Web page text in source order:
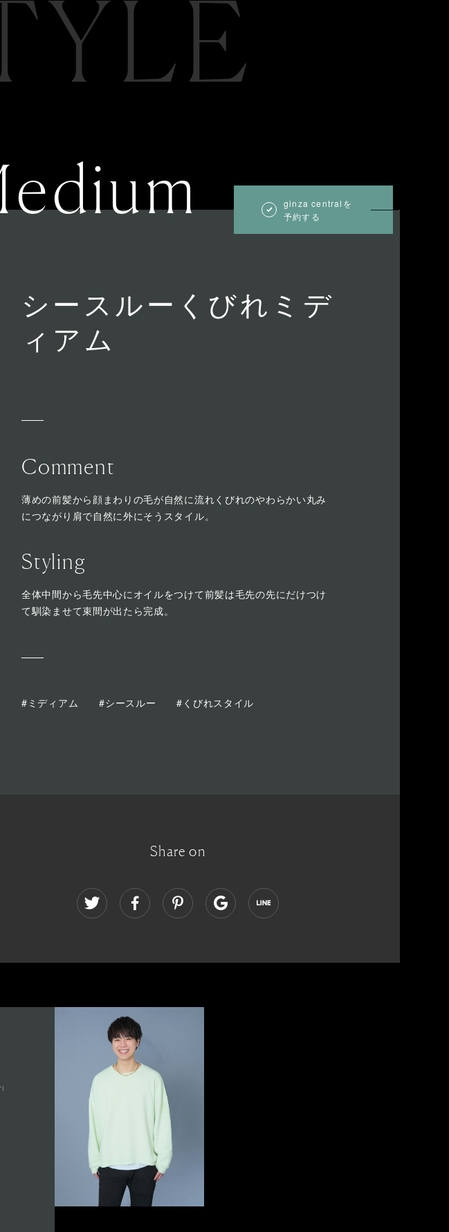
ginza centralを
予約する
シースルーくびれミデ
ィアム
Comment
薄めの前髪から顔まわりの毛が自然に流れくびれのやわらかい丸み
につながり肩で自然に外にそうスタイル。
Styling
全体中間から毛先中心にオイルをつけて前髪は毛先の先にだけつけ
て馴染ませて束間が出たら完成。
#ミディアム #シースルー #くびれスタイル
Share on